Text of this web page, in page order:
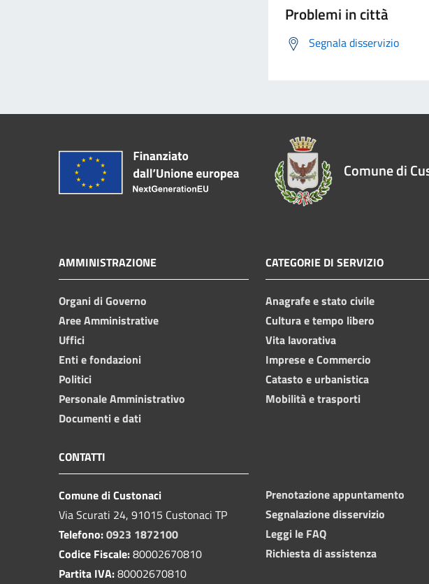
Problemi in città
Segnala disservizio
Comune di
AMMINISTRAZIONE
Organi di Governo
Aree Amministrative
Uffici
Enti e fondazioni
Politici
Personale Amministrativo
Documenti e dati
CATEGORIE DI SERVIZIO
Anagrafe e stato civile
Cultura e tempo libero
Vita lavorativa
Imprese e Commercio
Catasto e urbanistica
Mobilità e trasporti
CONTATTI
Comune di Custonaci
Via Scurati 24, 91015 Custonaci TP
Telefono:0923 1872100
Codice Fiscale:80002670810
Partita IVA:80002670810
Prenotazione appuntamento
Segnalazione disservizio
Leggi le FAQ
Richiesta di assistenza